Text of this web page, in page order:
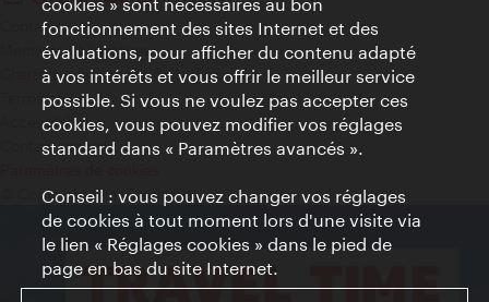
Contact
Mentions obligatoires
Charte sur le respect de la vie privée
Terms of Use
Accessibilité
Contact presse
© Copyright WienTourismus
fonctionnement des sites Internet et des
évaluations, pour afficher du contenu adapté
à vos intérêts et vous offrir le meilleur service
possible. Si vous ne voulez pas accepter ces
cookies, vous pouvez modifier vos réglages
standard dans « Paramètres avancés ».
Conseil : vous pouvez changer vos réglages
de cookies à tout moment lors d'une visite via
le lien « Réglages cookies » dans le pied de
page en bas du site Internet.